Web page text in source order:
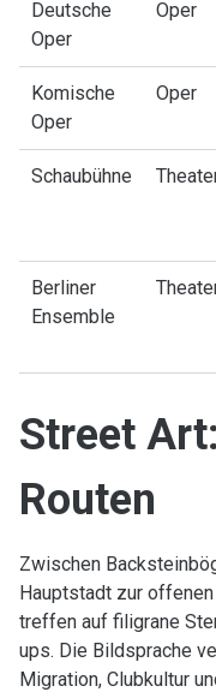
Deutsche
Oper
Oper
Komische
Oper
Oper
Schaubühne
Berliner
Ensemble
Street
Routen
Zwischen
Hauptstadt zur
treffen auf filigrane
ups. Die Bildsprache
Migration, Clubkultur